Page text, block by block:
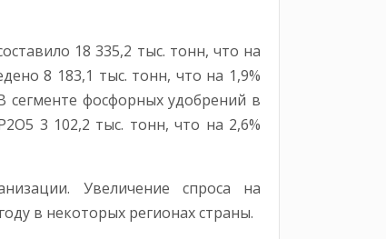
18 335,2 тыс. тонн, что на
8 183,1 тыс. тонн, что на 1,9%
сегменте фосфорных удобрений в
3 102,2 тыс. тонн, что на 2,6%
Увеличение спроса на
в некоторых регионах страны.